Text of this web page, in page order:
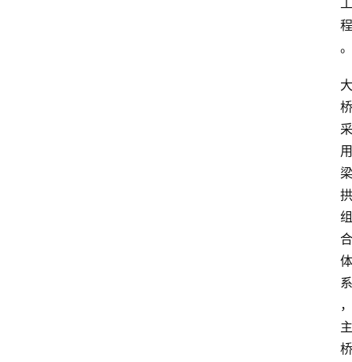
工
程
。
大
桥
采
用
梁
拱
组
合
体
系
，
主
桥